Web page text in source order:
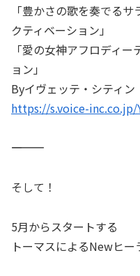
「豊かさの歌を奏でる
クティベーション」
「愛の女神アフロディ
ョン」
Byイヴェッテ・シティン
https://s.voice-
――――――――――
そして！
5月からスタートする
トーマスによるNewヒー